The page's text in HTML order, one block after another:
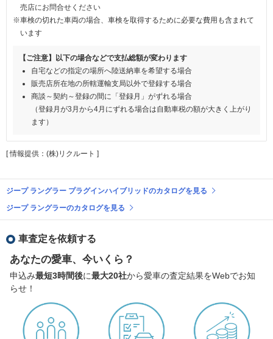
売店にお問合せください
※車検の切れた車両の場合、車検を取得するために必要な費用も含まれて
います
【ご注意】以下の場合などで支払総額が変わります
自宅などの指定の場所へ陸送納車を希望する場合
販売店所在地の所轄運輸支局以外で登録する場合
商談～契約～登録の間に「登録月」がずれる場合
（登録月が3月から4月にずれる場合は自動車税の額が大きく上がり
ます）
[ 情報提供：(株)リクルート ]
ジープ ラングラー プラグインハイブリッドのカタログを見る
ジープ ラングラーのカタログを見る
車査定を依頼する
あなたの愛車、今いくら？
申込み最短3時間後に最大20社から愛車の査定結果をWebでお知
らせ！